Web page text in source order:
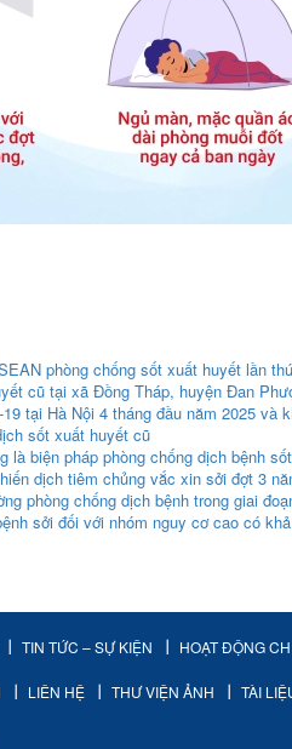
phòng chống sốt xuất huyết lần
cũ tại xã Đồng Tháp, huyện Đan
tại Hà Nội 4 tháng đầu năm 2025 và
sốt xuất huyết cũ
là biện pháp phòng chống dịch bệnh
dịch tiêm chủng vắc xin sởi đợt 3
phòng chống dịch bệnh trong giai
sởi đối với nhóm nguy cơ cao có
TIN TỨC – SỰ KIỆN HOẠT ĐỘNG
LIÊN HỆ THƯ VIỆN ẢNH TÀI